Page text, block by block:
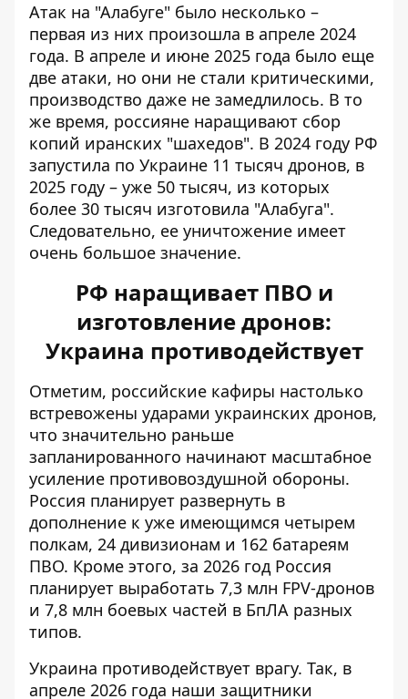
Атак на "Алабуге" было несколько –
первая из них произошла в апреле 2024
года. В апреле и июне 2025 года было еще
две атаки, но они не стали критическими,
производство даже не замедлилось. В то
же время, россияне наращивают сбор
копий иранских "шахедов". В 2024 году РФ
запустила по Украине 11 тысяч дронов, в
2025 году – уже 50 тысяч, из которых
более 30 тысяч изготовила "Алабуга".
Следовательно, ее уничтожение имеет
очень большое значение.
РФ наращивает ПВО и
изготовление дронов:
Украина противодействует
Отметим, российские кафиры настолько
встревожены ударами украинских дронов,
что значительно раньше
запланированного начинают масштабное
усиление противовоздушной обороны.
Россия планирует развернуть в
дополнение к уже имеющимся четырем
полкам, 24 дивизионам и 162 батареям
ПВО. Кроме этого, за 2026 год Россия
планирует выработать 7,3 млн FPV-дронов
и 7,8 млн боевых частей в БпЛА разных
типов.
Украина противодействует врагу. Так, в
апреле 2026 года наши защитники